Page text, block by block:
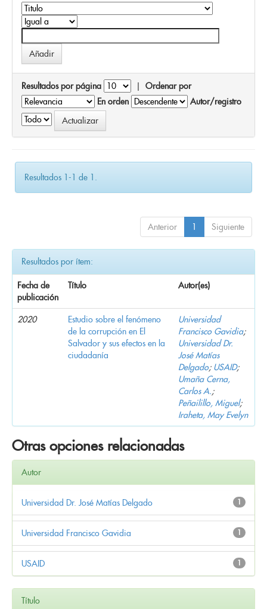
Resultados por página | Ordenar por
En orden
Autor/registro
Resultados 1-1 de 1.
Anterior 1 Siguiente
Resultados por ítem:
Fecha de
publicación
Título Autor(es)
2020
Estudio sobre el fenómeno
de la corrupción en El
Salvador y sus efectos en la
ciudadanía
Universidad
Francisco Gavidia;
Universidad Dr.
José Matías
Delgado; USAID;
Umaña Cerna,
Carlos A.;
Peñailillo, Miguel;
Iraheta, May Evelyn
Otras opciones relacionadas
Autor
1
Universidad Dr. José Matías Delgado
1
Universidad Francisco Gavidia
1
USAID
Título